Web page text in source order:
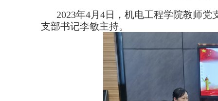
2023年4月 4日，机电工程学院教师党
支部书记李敏主持。